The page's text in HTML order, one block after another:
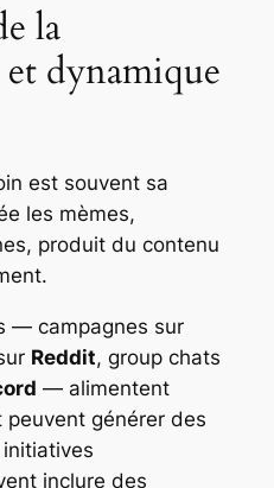
la
dynamique
est souvent sa
les mèmes,
produit du contenu
— campagnes sur
Reddit, group chats
— alimentent
peuvent générer des
initiatives
inclure des